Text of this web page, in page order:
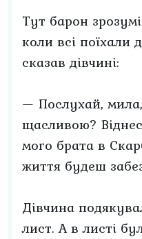
Тут барон
коли всі поїхали
сказав дівчині:
— Послухай,
щасливою?
мого брата в
життя будеш
Дівчина
лист. А в листі